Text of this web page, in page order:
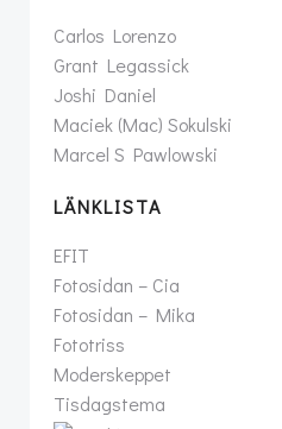
Carlos Lorenzo
Grant Legassick
Joshi Daniel
Maciek (Mac) Sokulski
Marcel S Pawlowski
LÄNKLISTA
EFIT
Fotosidan – Cia
Fotosidan – Mika
Fototriss
Moderskeppet
Tisdagstema